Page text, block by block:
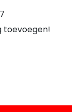
toevoegen!